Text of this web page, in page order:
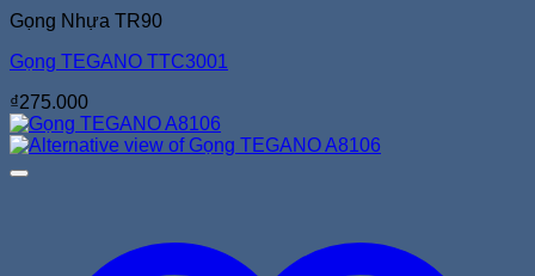
Gọng Nhựa TR90
Gọng TEGANO TTC3001
₫275.000